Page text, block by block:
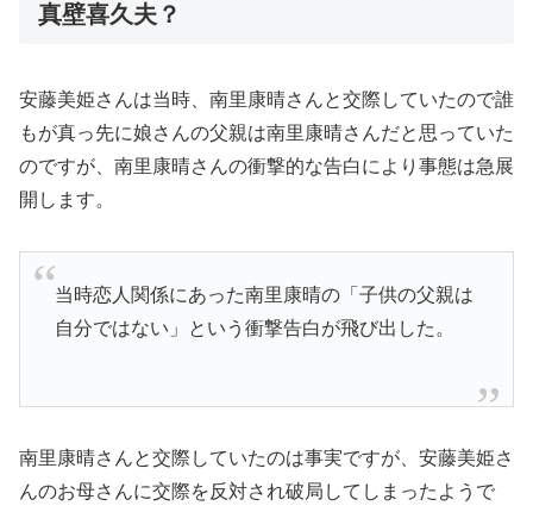
真壁喜久夫？
安藤美姫さんは当時、 南里康晴さんと交際 していたので誰
もが真っ先に娘さんの父親は南里康晴さんだと思っていた
のですが、南里康晴さんの衝撃的な告白により事態は急展
開します。
当時恋人関係にあった南里康晴の「 子供の父親は
自分ではない 」という衝撃告白が飛び出した。
南里康晴さんと交際していたのは事実ですが、安藤美姫さ
んのお母さんに交際を反対され破局してしまったようで